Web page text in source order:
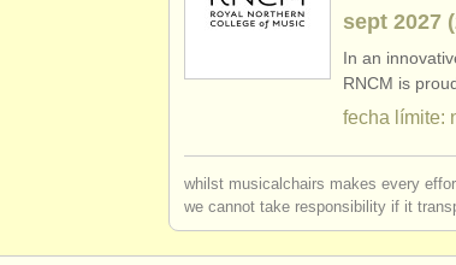
sept 2027
In an
RNCM is
fecha límite:
whilst musicalchairs makes every
we cannot take responsibility if it